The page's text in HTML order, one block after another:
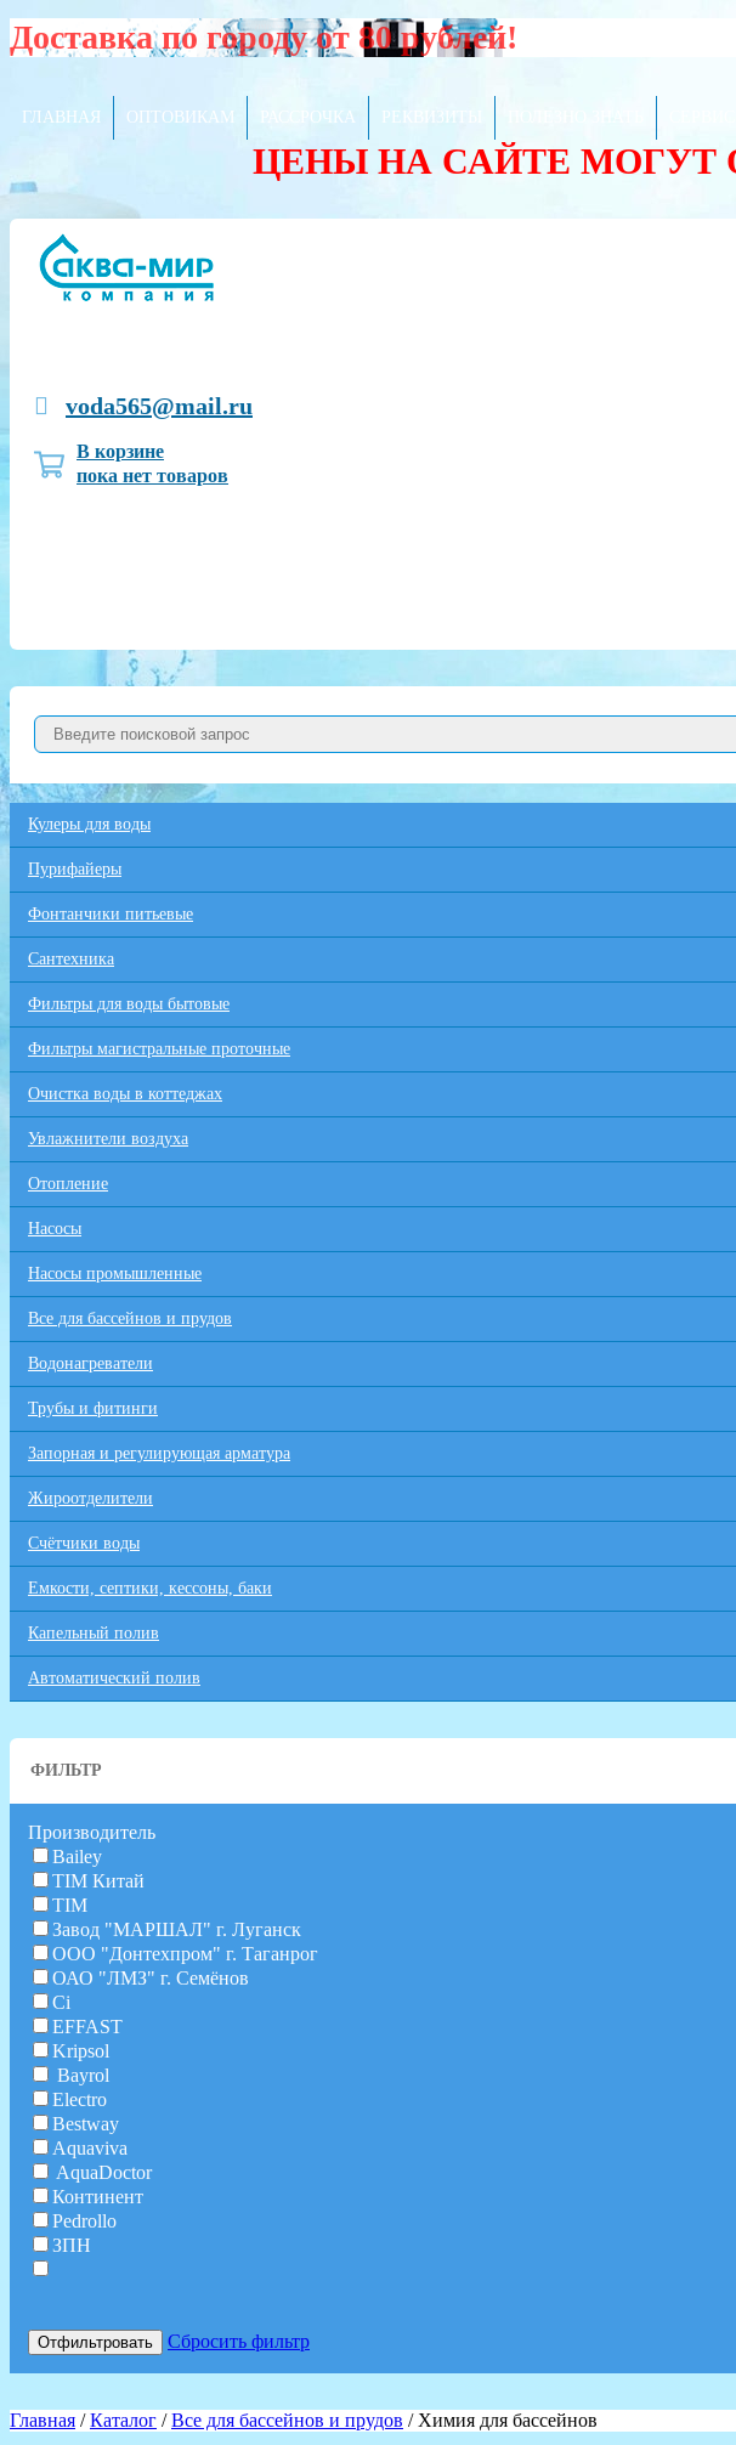
Доставка по городу от 80 рублей!
ГЛАВНАЯ ОПТОВИКАМ РАССРОЧКА РЕКВИЗИТЫ
ЦЕНЫ НА САЙТЕ МОГУТ
voda565@mail.ru
В корзине
пока нет товаров
Кулеры для воды
Пурифайеры
Фонтанчики питьевые
Сантехника
Фильтры для воды бытовые
Фильтры магистральные проточные
Очистка воды в коттеджах
Увлажнители воздуха
Отопление
Насосы
Насосы промышленные
Все для бaссейнов и прудов
Водонагреватели
Трубы и фитинги
Запорная и регулирующая арматура
Жироотделители
Счётчики воды
Емкости, септики, кессоны, баки
Капельный полив
Автоматический полив
ФИЛЬТР
Производитель
Bailey
TIM Китай
TIM
Завод "МАРШАЛ" г. Луганск
ООО "Донтехпром" г. Таганрог
ОАО "ЛМЗ" г. Семёнов
Ci
EFFAST
Kripsol
Bayrol
Electro
Bestway
Aquaviva
AquaDoctor
Континент
Pedrollo
ЗПН
Отфильтровать Сбросить фильтр
Главная /Каталог /Все для бaссейнов и прудов / Химия для бассейнов